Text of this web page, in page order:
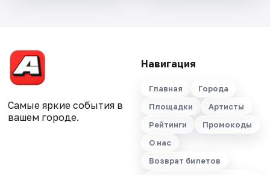
Самые яркие события в
вашем городе.
Навигация
Главная
Города
Площадки
Артисты
Рейтинги
Промокоды
О нас
Возврат билетов